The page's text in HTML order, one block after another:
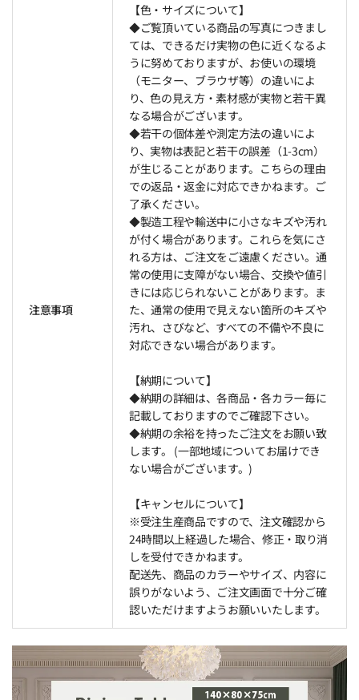
注意事項
【色・サイズについて】
◆ご覧頂いている商品の写真につきまし
ては、できるだけ実物の色に近くなるよ
うに努めておりますが、お使いの環境
（モニター、ブラウザ等）の違いによ
り、色の見え方・素材感が実物と若干異
なる場合がございます。
◆若干の個体差や測定方法の違いによ
り、実物は表記と若干の誤差（1-3cm）
が生じることがあります。こちらの理由
での返品・返金に対応できかねます。ご
了承ください。
◆製造工程や輸送中に小さなキズや汚れ
が付く場合があります。これらを気にさ
れる方は、ご注文をご遠慮ください。通
常の使用に支障がない場合、交換や値引
きには応じられないことがあります。ま
た、通常の使用で見えない箇所のキズや
汚れ、さびなど、すべての不備や不良に
対応できない場合があります。
【納期について】
◆納期の詳細は、各商品・各カラー毎に
記載しておりますのでご確認下さい。
◆納期の余裕を持ったご注文をお願い致
します。 (一部地域についてお届けでき
ない場合がございます。)
【キャンセルについて】
※受注生産商品ですので、注文確認から
24時間以上経過した場合、修正・取り消
しを受付できかねます。
配送先、商品のカラーやサイズ、内容に
誤りがないよう、ご注文画面で十分ご確
認いただけますようお願いいたします。